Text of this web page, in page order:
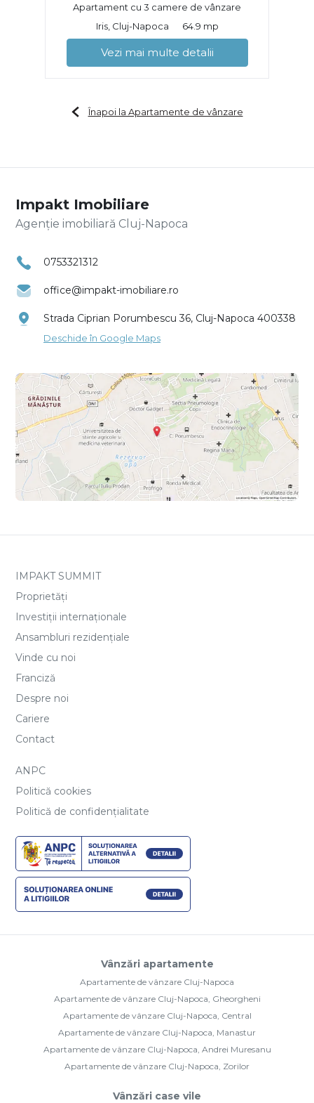
Apartament cu 3 camere de vânzare
Iris, Cluj-Napoca
64.9 mp
Vezi mai multe detalii
Înapoi la Apartamente de vânzare
Impakt Imobiliare
Agenție imobiliară Cluj-Napoca
0753321312
office@impakt-imobiliare.ro
Strada Ciprian Porumbescu 36, Cluj-Napoca 400338
Deschide în Google Maps
IMPAKT SUMMIT
Proprietăți
Investiții internaționale
Ansambluri rezidențiale
Vinde cu noi
Franciză
Despre noi
Cariere
Contact
ANPC
Politică cookies
Politică de confidențialitate
Vânzări apartamente
Apartamente de vânzare Cluj-Napoca
Apartamente de vânzare Cluj-Napoca, Gheorgheni
Apartamente de vânzare Cluj-Napoca, Central
Apartamente de vânzare Cluj-Napoca, Manastur
Apartamente de vânzare Cluj-Napoca, Andrei Muresanu
Apartamente de vânzare Cluj-Napoca, Zorilor
Vânzări case vile